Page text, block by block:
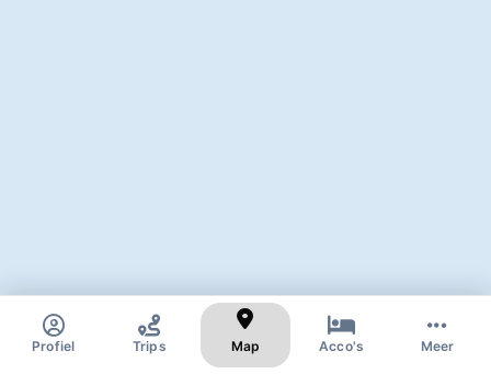
Profiel Trips Map Acco's Meer